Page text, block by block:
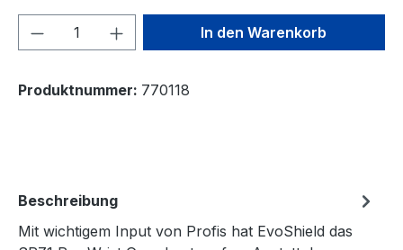
Produkt Anzahl: Gib denIn den Warenkorb
Produktnummer: 770118
Beschreibung
Mit wichtigem Input von Profis hat EvoShield das